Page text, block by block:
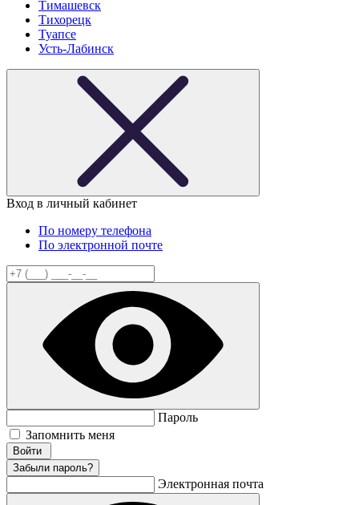
Тимашевск
Тихорецк
Туапсе
Усть-Лабинск
Вход в личный кабинет
По номеру телефона
По электронной почте
Пароль
Запомнить меня
Забыли пароль?
Электронная почта